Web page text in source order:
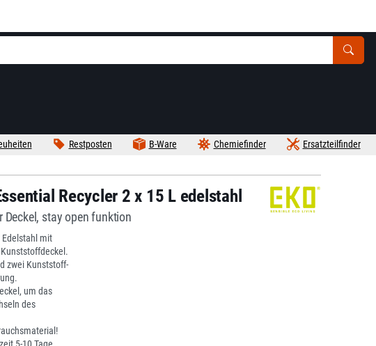
Ersatzteilfinder
Chemiefinder
B-Ware
Restposten
Recycler 2 x 15 L edelstahl
stay open funktion
mit
zwei Kunststoff-
um das
des